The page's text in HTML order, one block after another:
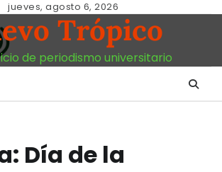
jueves, agosto 6, 2026
Trópico
de periodismo universitario
Día de la